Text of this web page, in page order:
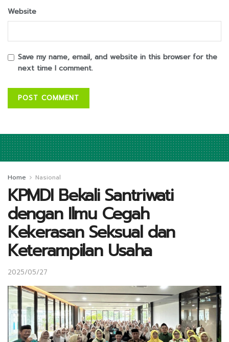
Website
Save my name, email, and website in this browser for the
next time I comment.
Home Nasional
KPMDI Bekali Santriwati
dengan Ilmu Cegah
Kekerasan Seksual dan
Keterampilan Usaha
2025/05/27